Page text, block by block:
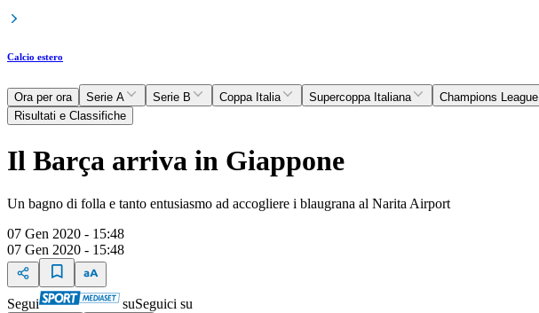
Calcio estero
Ora per ora Serie A Serie B Coppa Italia Supercoppa Italiana Champions League
Risultati e Classifiche
Il Barça arriva in Giappone
Un bagno di folla e tanto entusiasmo ad accogliere i blaugrana al Narita Airport
07 Gen 2020 - 15:48
07 Gen 2020 - 15:48
Segui suSeguici su